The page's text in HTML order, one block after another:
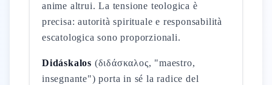
anime altrui. La tensione teologica è
precisa: autorità spirituale e responsabilità
escatologica sono proporzionali.
Didáskalos (διδάσκαλος, "maestro,
insegnante") porta in sé la radice del